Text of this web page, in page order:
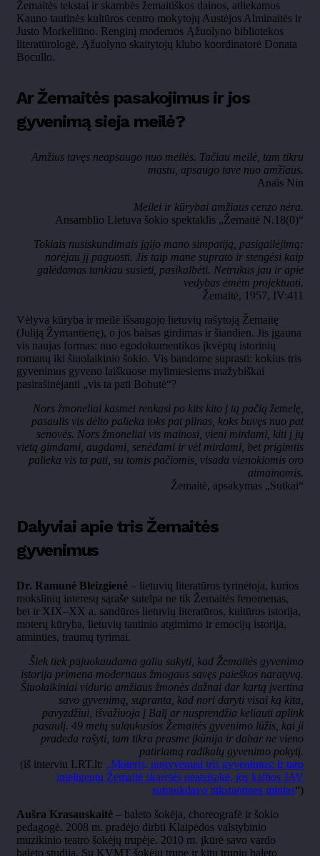
Žemaitės tekstai ir skambės žemaitiškos dainos, atliekamos
Kauno tautinės kultūros centro mokytojų Austėjos Alminaitės ir
Justo Morkeliūno. Renginį moderuos Ąžuolyno bibliotekos
literatūrologė, Ąžuolyno skaitytojų klubo koordinatorė Donata
Bocullo.
Ar Žemaitės pasakojimus ir jos
gyvenimą sieja meilė?
Amžius tavęs neapsaugo nuo meilės. Tačiau meilė, tam tikru
mastu, apsaugo tave nuo amžiaus.
Anaïs Nin
Meilei ir kūrybai amžiaus cenzo nėra.
Ansamblio Lietuva šokio spektaklis „Žemaitė N.18(0)“
Tokiais nusiskundimais įgijo mano simpatiją, pasigailėjimą:
norėjau jį paguosti. Jis taip mane suprato ir stengėsi kaip
galėdamas tankiau susieti, pasikalbėti. Netrukus jau ir apie
vedybas ėmėm projektuoti.
Žemaitė, 1957, IV:411
Vėlyva kūryba ir meilė išsaugojo lietuvių rašytoją Žemaitę
(Juliją Žymantienę), o jos balsas girdimas ir šiandien. Jis įgauna
vis naujas formas: nuo egodokumentikos įkvėptų istorinių
romanų iki šiuolaikinio šokio. Vis bandome suprasti: kokius tris
gyvenimus gyveno laiškuose mylimiesiems mažybiškai
pasirašinėjanti „vis ta pati Bobutė“?
Nors žmoneliai kasmet renkasi po kits kito į tą pačią žemelę,
pasaulis vis dėlto palieka toks pat pilnas, koks buvęs nuo pat
senovės. Nors žmoneliai vis mainosi, vieni mirdami, kiti į jų
vietą gimdami, augdami, senėdami ir vėl mirdami, bet prigimtis
palieka vis ta pati, su tomis pačiomis, visada vienokiomis oro
atmainomis.
Žemaitė, apsakymas „Sutkai“
Dalyviai apie tris Žemaitės
gyvenimus
Dr. Ramunė Bleizgienė – lietuvių literatūros tyrinėtoja, kurios
mokslinių interesų sąraše sutelpa ne tik Žemaitės fenomenas,
bet ir XIX–XX a. sandūros lietuvių literatūros, kultūros istorija,
moterų kūryba, lietuvių tautinio atgimimo ir emocijų istorija,
atminties, traumų tyrimai.
Šiek tiek pajuokaudama galiu sakyti, kad Žemaitės gyvenimo
istorija primena modernaus žmogaus savęs paieškos naratyvą.
Šiuolaikiniai vidurio amžiaus žmonės dažnai dar kartą įvertina
savo gyvenimą, supranta, kad nori daryti visai ką kita,
pavyzdžiui, išvažiuoja į Balį ar nusprendžia keliauti aplink
pasaulį. 49 metų sulaukusios Žemaitės gyvenimo lūžis, kai ji
pradeda rašyti, tam tikra prasme įkūnija ir dabar ne vieno
patiriamą radikalų gyvenimo pokytį.
(iš interviu LRT.lt: „Moteris, nugyvenusi tris gyvenimus: ir tarp
inteligentų Žemaitė skarelės neatsisakė, jos kalbos JAV
sutraukdavo tūkstantines minias“)
Aušra Krasauskaitė – baleto šokėja, choreografė ir šokio
pedagogė. 2008 m. pradėjo dirbti Klaipėdos valstybinio
muzikinio teatro šokėjų trupėje. 2010 m. įkūrė savo vardo
baleto studiją. Su KVMT šokėjų trupe ir kitų trupių baleto